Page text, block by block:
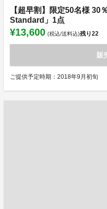
【超早割】限定50名様 30
Standard」1点
¥13,600 (税込/送料込)残り22
販
ご提供予定時期：2018年9月初旬